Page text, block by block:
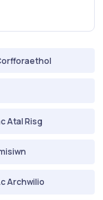
Atal Risg
Archwilio